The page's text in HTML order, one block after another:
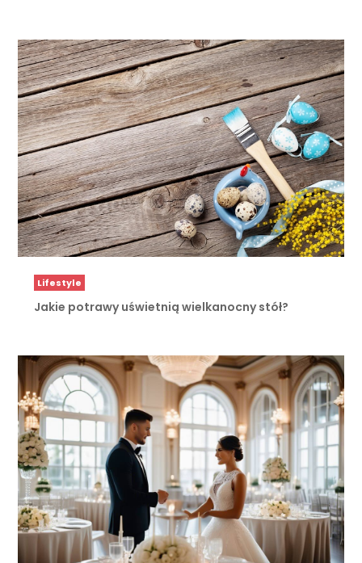
Lifestyle
Jakie potrawy uświetnią wielkanocny stół?